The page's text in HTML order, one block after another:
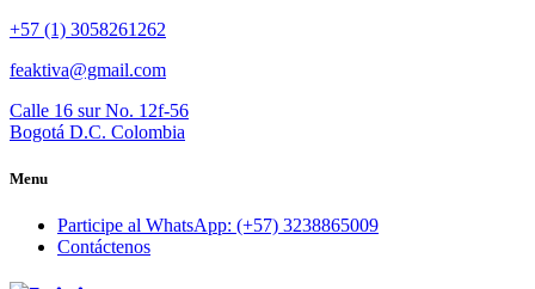
+57 (1) 3058261262
feaktiva@gmail.com
Calle 16 sur No. 12f-56
Bogotá D.C. Colombia
Menu
Participe al WhatsApp: (+57) 3238865009
Contáctenos